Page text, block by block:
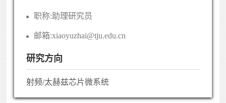
职称:助理研究员
邮箱:xiaoyuzhai@tju.edu.cn
研究方向
射频/太赫兹芯片微系统